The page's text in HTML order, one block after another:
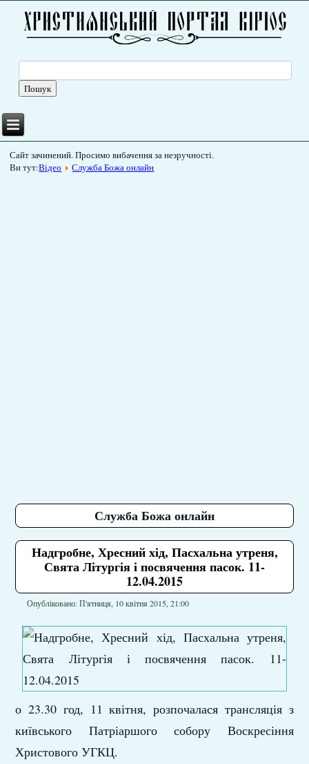
Сайт зачинений. Просимо вибачення за незручності.
Ви тут:Відео Служба Божа онлайн
Служба Божа онлайн
Надгробне, Хресний хід, Пасхальна утреня,
Свята Літургія і посвячення пасок. 11-
12.04.2015
Опубліковано: П'ятниця, 10 квітня 2015, 21:00
о 23.30 год, 11 квітня, розпочалася трансляція з
київського Патріаршого собору Воскресіння
Христового УГКЦ.